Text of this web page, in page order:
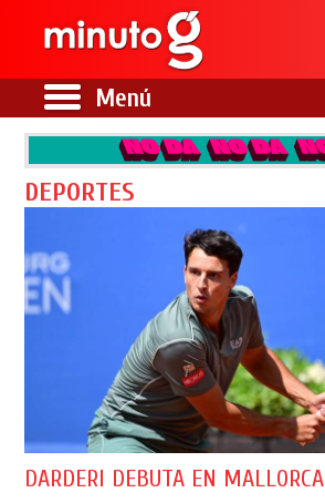
Menú
DEPORTES
DARDERI DEBUTA EN MALLORCA